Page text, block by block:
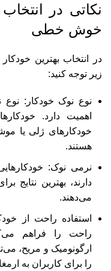
نکاتی در
خوش خطی
در انتخاب بهترین
زیر توجه کنید:
نوع نوک خودکار:
اهمیت دارد.
خودکارهای ژلی یا
هستند.
نرمی نوک:
دارند، بهترین
می‌دهند.
استفاده راحت از
راحت را فراهم
ارگونومیک و مریح،
را برای کاربران به